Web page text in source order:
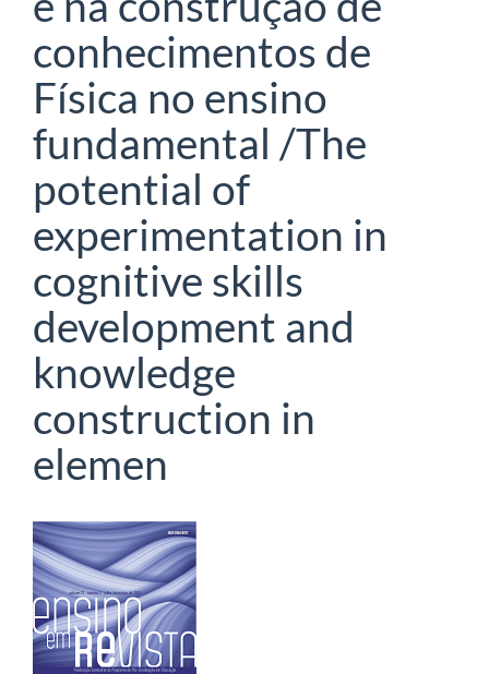
conhecimentos de
Física no ensino
fundamental /The
potential of
experimentation in
cognitive skills
development and
knowledge
construction in
elemen
Barra
lateral
de
artigos